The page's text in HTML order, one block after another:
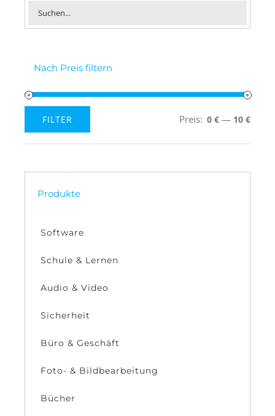
Nach Preis filtern
Preis
Preis
FILTER Preis: 0 € — 10 €
Produkte
Software
Schule & Lernen
Audio & Video
Sicherheit
Büro & Geschäft
Foto- & Bildbearbeitung
Bücher